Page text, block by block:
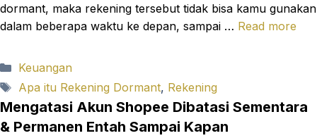
dormant, maka rekening tersebut tidak bisa kamu gunakan
dalam beberapa waktu ke depan, sampai … Read more
Categories
Keuangan
Tags
Apa itu Rekening Dormant, Rekening
Mengatasi Akun Shopee Dibatasi Sementara
& Permanen Entah Sampai Kapan